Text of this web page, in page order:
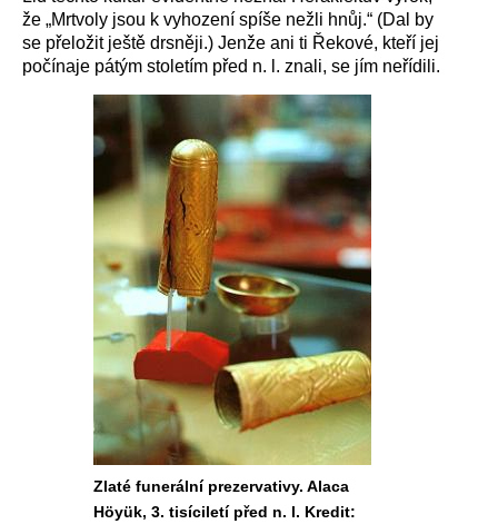
že „Mrtvoly jsou k vyhození spíše nežli hnůj.“ (Dal by
se přeložit ještě drsněji.) Jenže ani ti Řekové, kteří jej
počínaje pátým stoletím před n. l. znali, se jím neřídili.
Zlaté funerální prezervativy. Alaca
Höyük, 3. tisíciletí před n. l. Kredit: